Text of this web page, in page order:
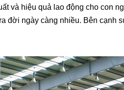
và hiệu quả lao động cho con
đời ngày càng nhiều. Bên